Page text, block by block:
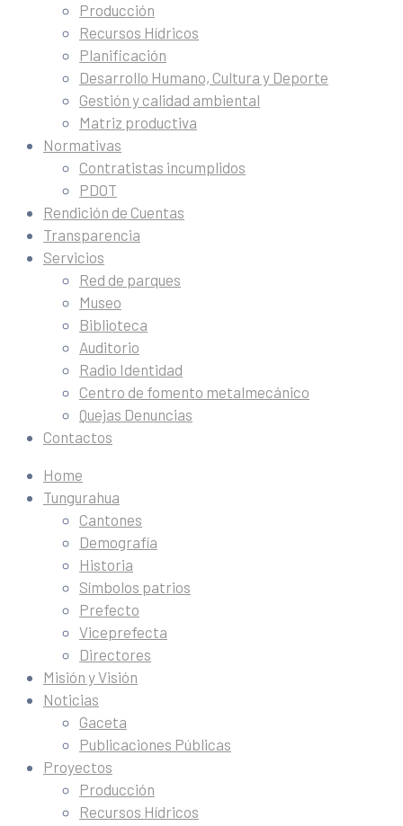
Producción
Recursos Hídricos
Planificación
Desarrollo Humano, Cultura y Deporte
Gestión y calidad ambiental
Matriz productiva
Normativas
Contratistas incumplidos
PDOT
Rendición de Cuentas
Transparencia
Servicios
Red de parques
Museo
Biblioteca
Auditorio
Radio Identidad
Centro de fomento metalmecánico
Quejas Denuncias
Contactos
Home
Tungurahua
Cantones
Demografía
Historia
Símbolos patrios
Prefecto
Viceprefecta
Directores
Misión y Visión
Noticias
Gaceta
Publicaciones Públicas
Proyectos
Producción
Recursos Hídricos